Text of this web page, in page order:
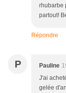
rhubarbe
partout!
Répondre
P Pauline
J'ai
gelée